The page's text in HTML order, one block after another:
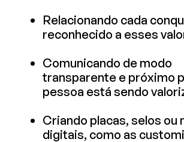
Relacionando cada
reconhecido a esses
Comunicando de modo
transparente e próximo
pessoa está sendo
Criando placas, selos ou
digitais, como as